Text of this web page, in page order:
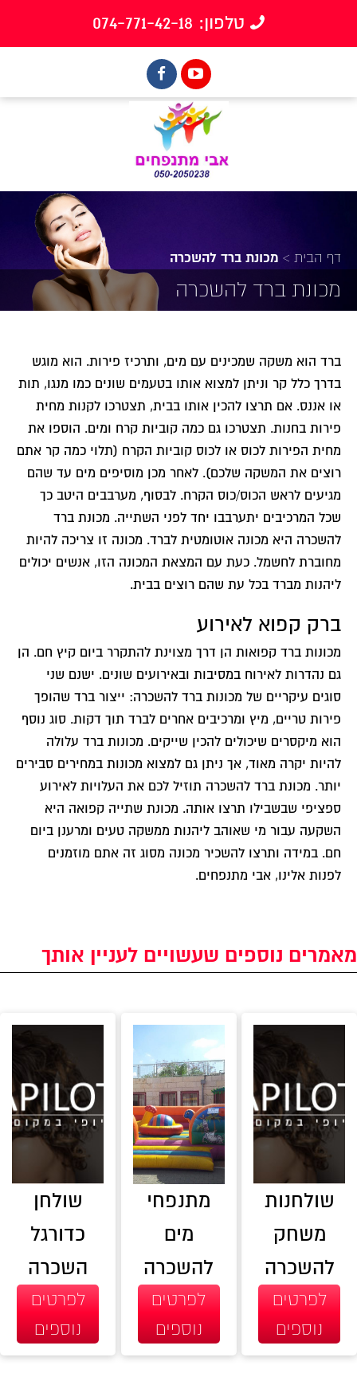
טלפון: 074-771-42-18
דף הבית > מכונת ברד להשכרה
מכונת ברד להשכרה
ברד הוא משקה שמכינים עם מים, ותרכיז פירות. הוא מוגש
בדרך כלל קר וניתן למצוא אותו בטעמים שונים כמו מנגו, תות
או אננס. אם תרצו להכין אותו בבית, תצטרכו לקנות מחית
פירות בחנות. תצטרכו גם כמה קוביות קרח ומים. הוספו את
מחית הפירות לכוס או לכוס קוביות הקרח (תלוי כמה קר אתם
רוצים את המשקה שלכם). לאחר מכן מוסיפים מים עד שהם
מגיעים לראש הכוס/כוס הקרח. לבסוף, מערבבים היטב כך
שכל המרכיבים יתערבבו יחד לפני השתייה. מכונת ברד
להשכרה היא מכונה אוטומטית לברד. מכונה זו צריכה להיות
מחוברת לחשמל. כעת עם המצאת המכונה הזו, אנשים יכולים
ליהנות מברד בכל עת שהם רוצים בבית.
ברק קפוא לאירוע
מכונות ברד קפואות הן דרך מצוינת להתקרר ביום קיץ חם. הן
גם נהדרות לאירוח במסיבות ובאירועים שונים. ישנם שני
סוגים עיקריים של מכונות ברד להשכרה: ייצור ברד שהופך
פירות טריים, מיץ ומרכיבים אחרים לברד תוך דקות. סוג נוסף
הוא מיקסרים שיכולים להכין שייקים. מכונות ברד עלולה
להיות יקרה מאוד, אך ניתן גם למצוא מכונות במחירים סבירים
יותר. מכונת ברד להשכרה תוזיל לכם את העלויות לאירוע
ספציפי שבשבילו תרצו אותה. מכונת שתייה קפואה היא
השקעה עבור מי שאוהב ליהנות ממשקה טעים ומרענן ביום
חם. במידה ותרצו להשכיר מכונה מסוג זה אתם מוזמנים
לפנות אלינו, אבי מתנפחים.
מאמרים נוספים שעשויים לעניין אותך
שולחנות
משחק
להשכרה
לפרטים
נוספים
מתנפחי
מים
להשכרה
לפרטים
נוספים
שולחן
כדורגל
השכרה
לפרטים
נוספים